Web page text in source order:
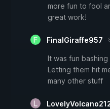
more fun to fool
great work!
FinalGiraffe957
It was fun
Letting them hit
many other stuff